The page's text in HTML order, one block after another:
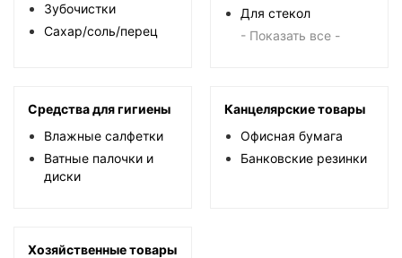
Зубочистки
Сахар/соль/перец
Для стекол
- Показать все -
Средства для гигиены
Влажные салфетки
Ватные палочки и
диски
Канцелярские товары
Офисная бумага
Банковские резинки
Хозяйственные товары